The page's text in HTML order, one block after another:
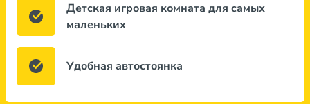
Детская игровая комната для самых
маленьких
Удобная автостоянка